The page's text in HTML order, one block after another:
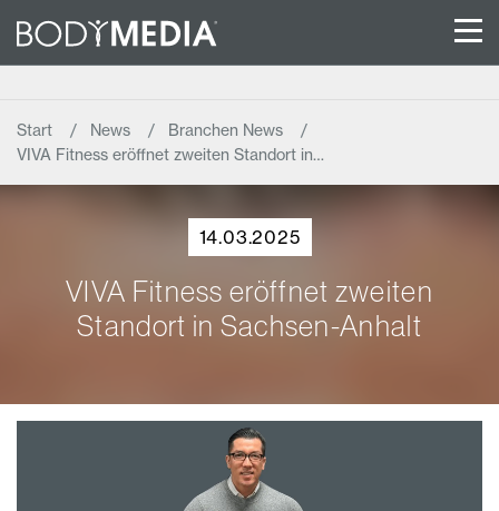
Start News
Branchen News
VIVA Fitness eröffnet zweiten Standort in…
14.03.2025
VIVA Fitness eröffnet zweiten
Standort in Sachsen-Anhalt